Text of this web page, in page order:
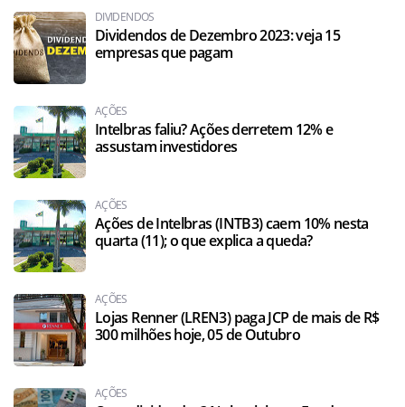
DIVIDENDOS
Dividendos de Dezembro 2023: veja 15
empresas que pagam
AÇÕES
Intelbras faliu? Ações derretem 12% e
assustam investidores
AÇÕES
Ações de Intelbras (INTB3) caem 10% nesta
quarta (11); o que explica a queda?
AÇÕES
Lojas Renner (LREN3) paga JCP de mais de R$
300 milhões hoje, 05 de Outubro
AÇÕES